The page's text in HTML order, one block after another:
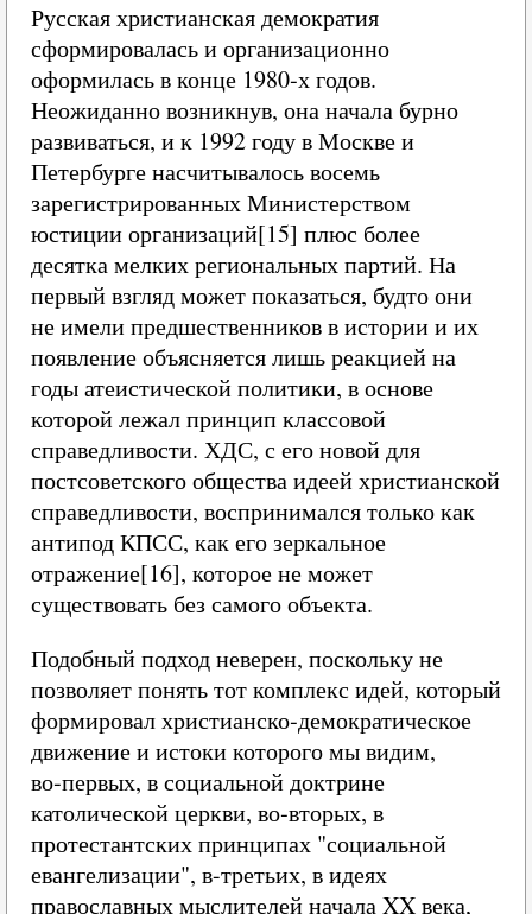
Русская христианская демократия
сформировалась и организационно
оформилась в конце 1980‑х годов.
Неожиданно возникнув, она начала бурно
развиваться, и к 1992 году в Москве и
Петербурге насчитывалось восемь
зарегистрированных Министерством
юстиции организаций[15] плюс более
десятка мелких региональных партий. На
первый взгляд может показаться, будто они
не имели предшественников в истории и их
появление объясняется лишь реакцией на
годы атеистической политики, в основе
которой лежал принцип классовой
справедливости. ХДС, с его новой для
постсоветского общества идеей христианской
справедливости, воспринимался только как
антипод КПСС, как его зеркальное
отражение[16], которое не может
существовать без самого объекта.
Подобный подход неверен, поскольку не
позволяет понять тот комплекс идей, который
формировал христианско‑демократическое
движение и истоки которого мы видим,
во‑первых, в социальной доктрине
католической церкви, во‑вторых, в
протестантских принципах "социальной
евангелизации", в-третьих, в идеях
православных мыслителей начала XX века,